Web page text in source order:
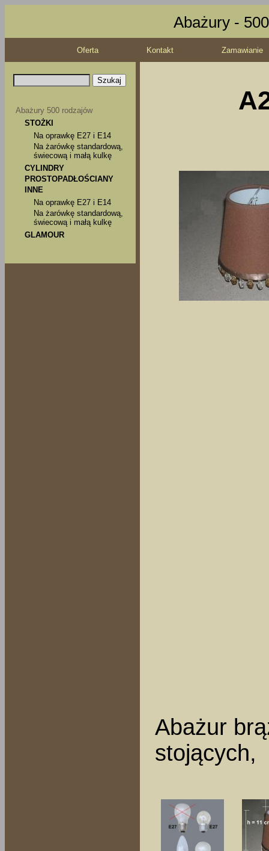
Abażury -
Oferta Kontakt Zamawianie
Abażury 500 rodzajów
STOŻKI
Na oprawkę E27 i E14
Na żarówkę standardową,
świecową i małą kulkę
CYLINDRY
PROSTOPADŁOŚCIANY
INNE
Na oprawkę E27 i E14
Na żarówkę standardową,
świecową i małą kulkę
GLAMOUR
Abażur
stojących,